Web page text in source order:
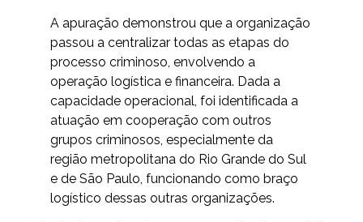
A apuração demonstrou que a organização
passou a centralizar todas as etapas do
processo criminoso, envolvendo a
operação logística e financeira. Dada a
capacidade operacional, foi identificada a
atuação em cooperação com outros
grupos criminosos, especialmente da
região metropolitana do Rio Grande do Sul
e de São Paulo, funcionando como braço
logístico dessas outras organizações.